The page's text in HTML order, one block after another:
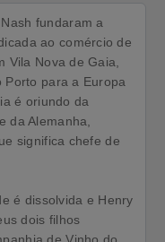
fundaram a
ao comércio de
Vila Nova de Gaia,
para a Europa
é oriundo da
da Alemanha,
significa chefe de
é dissolvida e Henry
dois filhos